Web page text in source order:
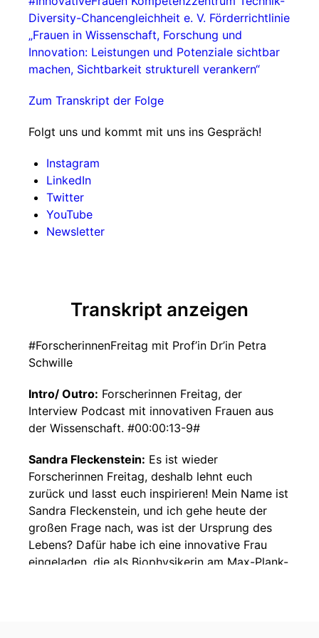
Diversity-Chancengleichheit e. V. Förderrichtlinie
„Frauen in Wissenschaft, Forschung und
Innovation: Leistungen und Potenziale sichtbar
machen, Sichtbarkeit strukturell verankern“
Zum Transkript der Folge
Folgt uns und kommt mit uns ins Gespräch!
Instagram
LinkedIn
Twitter
YouTube
Newsletter
Transkript anzeigen
#ForscherinnenFreitag mit Prof’in Dr’in Petra
Schwille
Intro/ Outro: Forscherinnen Freitag, der
Interview Podcast mit innovativen Frauen aus
der Wissenschaft. #00:00:13-9#
Sandra Fleckenstein: Es ist wieder
Forscherinnen Freitag, deshalb lehnt euch
zurück und lasst euch inspirieren! Mein Name ist
Sandra Fleckenstein, und ich gehe heute der
großen Frage nach, was ist der Ursprung des
Lebens? Dafür habe ich eine innovative Frau
eingeladen, die als Biophysikerin am Max-Plank-